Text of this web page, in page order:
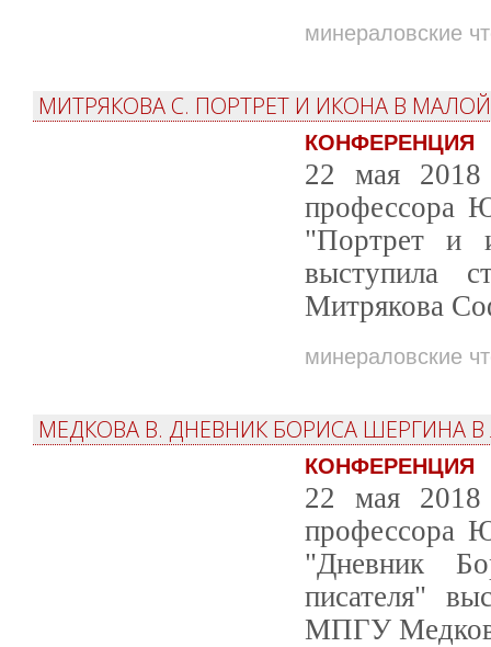
минераловские
МИТРЯКОВА С. ПОРТРЕТ И ИКОНА В
КОНФЕРЕНЦИЯ
22 мая 2018
профессора
"Портрет и
выступила
Митрякова
минераловские
МЕДКОВА В. ДНЕВНИК БОРИСА ШЕРГИНА
КОНФЕРЕНЦИЯ
22 мая 2018
профессора
"Дневник
писателя"
МПГУ